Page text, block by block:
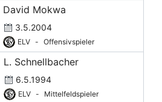
David Mokwa
3.5.2004
ELV - Offensivspieler
L. Schnellbacher
6.5.1994
ELV - Mittelfeldspieler